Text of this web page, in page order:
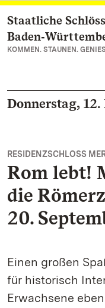
Zum Hauptinhalt
Staatliche
KOMMEN. STAUNEN.
Donnerstag,
RESIDENZSCHLOSS
Rom lebt!
die
20.
Einen großen
für historisch
Erwachsene